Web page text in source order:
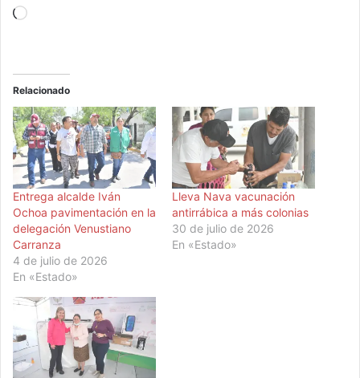
Cargando...
Relacionado
Entrega alcalde Iván
Ochoa pavimentación en la
delegación Venustiano
Carranza
4 de julio de 2026
En «Estado»
Lleva Nava vacunación
antirrábica a más colonias
30 de julio de 2026
En «Estado»